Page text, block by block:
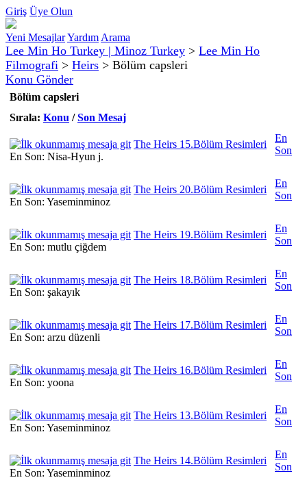
Giriş Üye Olun
Yeni MesajlarYardım Arama
Lee Min Ho Turkey | Minoz Turkey > Lee Min Ho
Filmografi > Heirs > Bölüm capsleri
Konu Gönder
Bölüm capsleri
Sırala: Konu /Son Mesaj
The Heirs 15.Bölüm Resimleri
En Son: Nisa-Hyun j.
En
Son
The Heirs 20.Bölüm Resimleri
En Son: Yaseminminoz
En
Son
The Heirs 19.Bölüm Resimleri
En Son: mutlu çiğdem
En
Son
The Heirs 18.Bölüm Resimleri
En Son: şakayık
En
Son
The Heirs 17.Bölüm Resimleri
En Son: arzu düzenli
En
Son
The Heirs 16.Bölüm Resimleri
En Son: yoona
En
Son
The Heirs 13.Bölüm Resimleri
En Son: Yaseminminoz
En
Son
The Heirs 14.Bölüm Resimleri
En Son: Yaseminminoz
En
Son